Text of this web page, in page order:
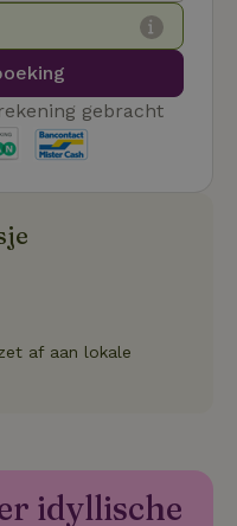
gebracht
af aan lokale
idyllische
Niet-geclassificeerd
kernfunctionaliteiten
en
goed worden gebruikt
/
op de